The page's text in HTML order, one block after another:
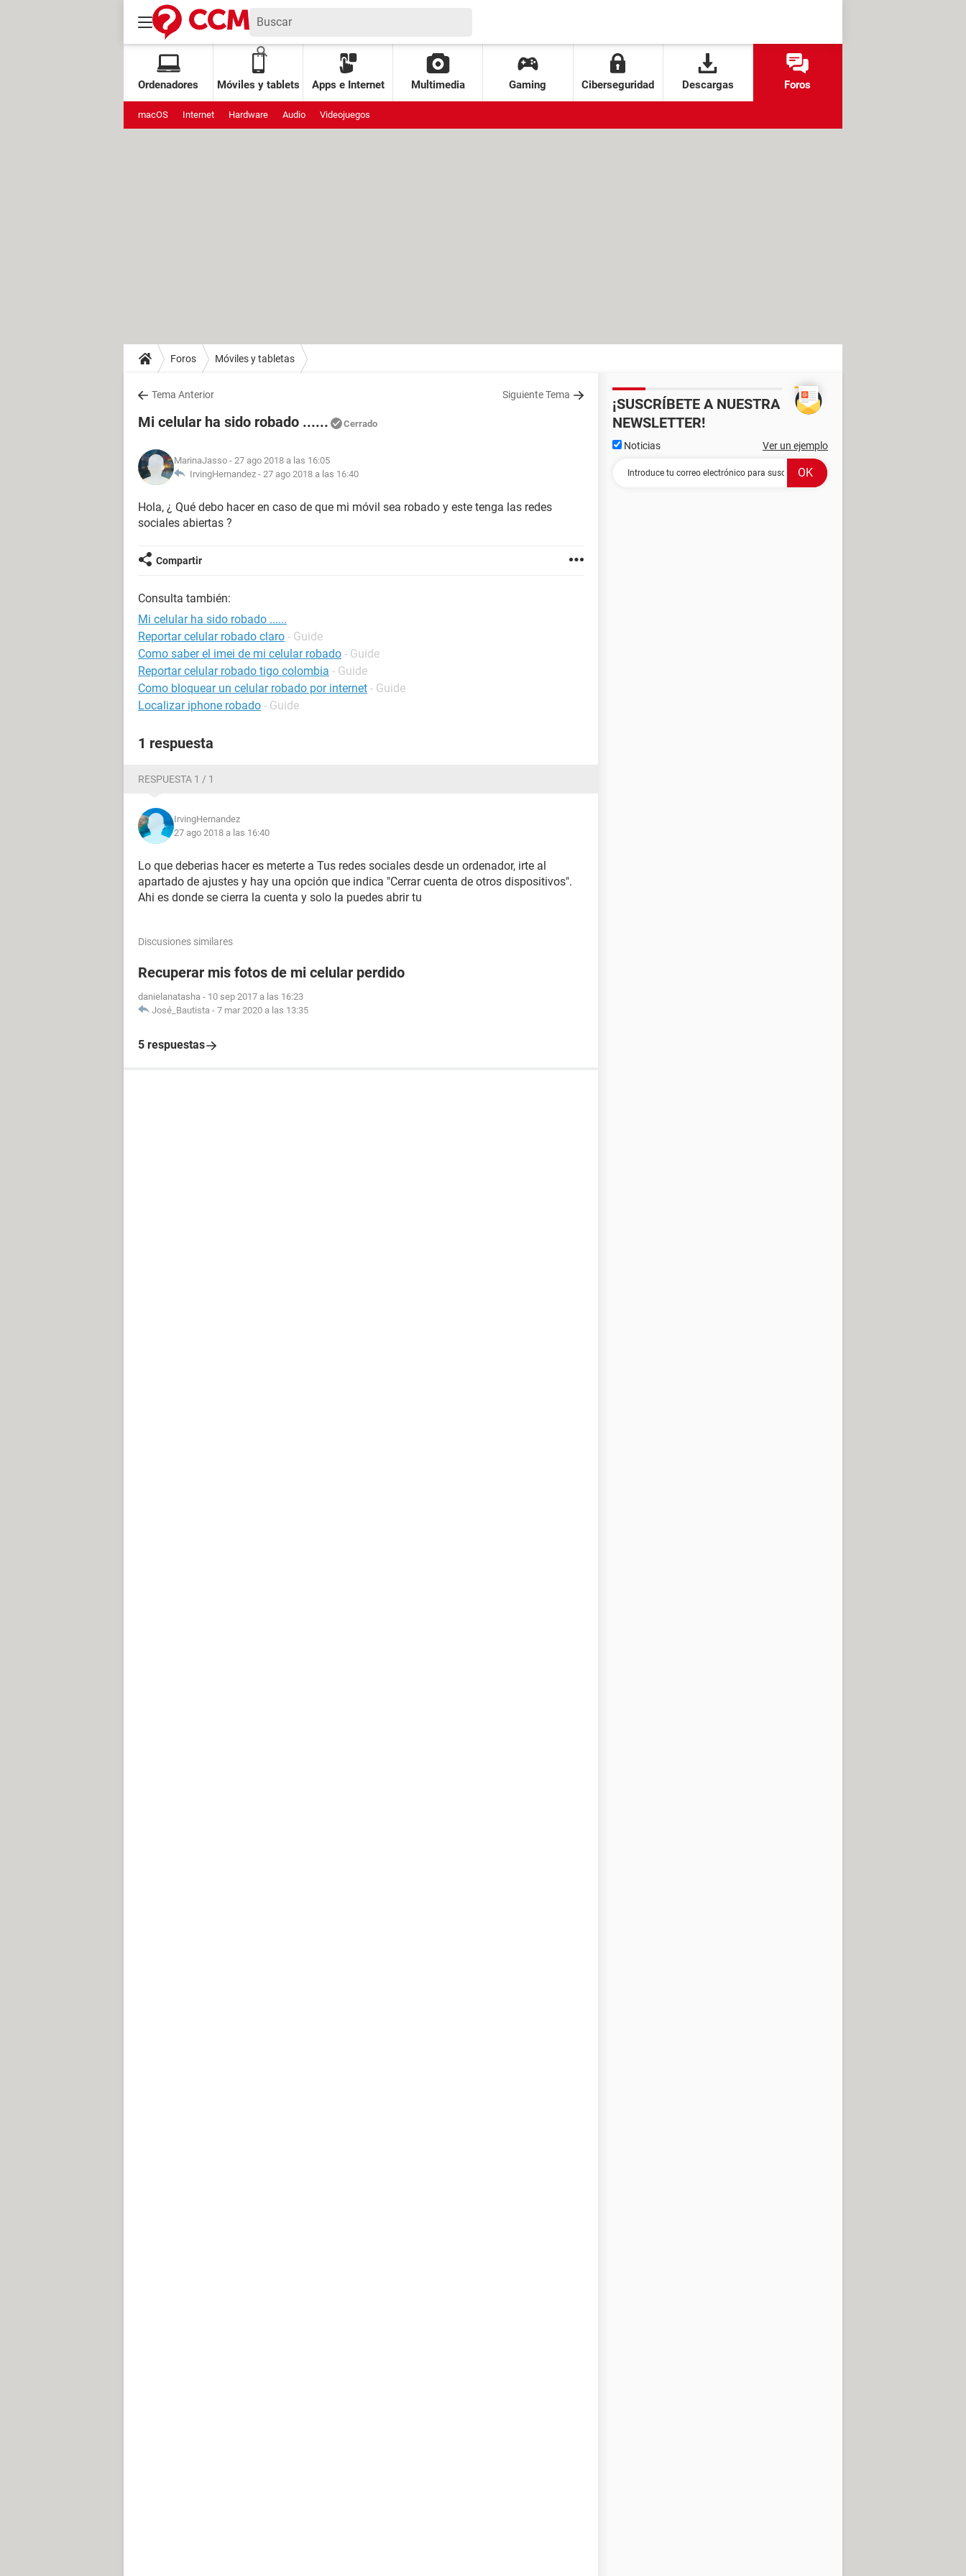
Ordenadores Móviles y tablets Apps e Internet Multimedia Gaming Ciberseguridad Descargas Foros
macOS Internet Hardware Audio Videojuegos
Foros Móviles y tabletas
Tema Anterior Siguiente Tema
Mi celular ha sido robado ...... Cerrado
MarinaJasso - 27 ago 2018 a las 16:05
IrvingHernandez - 27 ago 2018 a las 16:40
Hola, ¿ Qué debo hacer en caso de que mi móvil sea robado y este tenga las redes
sociales abiertas ?
Compartir
Consulta también:
Mi celular ha sido robado ......
Reportar celular robado claro - Guide
Como saber el imei de mi celular robado - Guide
Reportar celular robado tigo colombia - Guide
Como bloquear un celular robado por internet - Guide
Localizar iphone robado - Guide
1 respuesta
RESPUESTA 1 / 1
IrvingHernandez
27 ago 2018 a las 16:40
Lo que deberias hacer es meterte a Tus redes sociales desde un ordenador, irte al
apartado de ajustes y hay una opción que indica "Cerrar cuenta de otros dispositivos".
Ahi es donde se cierra la cuenta y solo la puedes abrir tu
Discusiones similares
Recuperar mis fotos de mi celular perdido
danielanatasha - 10 sep 2017 a las 16:23
José_Bautista - 7 mar 2020 a las 13:35
5 respuestas
¡SUSCRÍBETE A NUESTRA
NEWSLETTER!
Noticias Ver un ejemplo